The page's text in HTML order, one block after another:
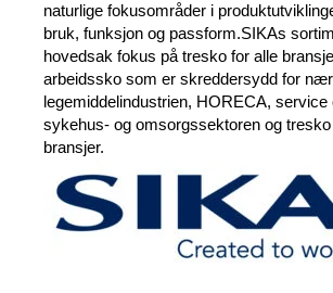
naturlige fokusområder i
bruk, funksjon og passform.SIKAs
hovedsak fokus på tresko for alle
arbeidssko som er skreddersydd for
legemiddelindustrien, HORECA, service
sykehus- og omsorgssektoren og tresko
bransjer.